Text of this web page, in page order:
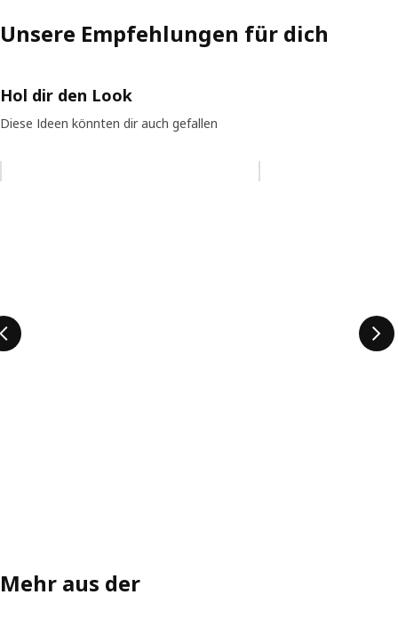
Unsere Empfehlungen für dich
Hol dir den Look
Diese Ideen könnten dir auch gefallen
Mehr aus der